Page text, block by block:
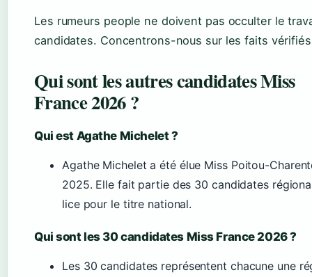
Les rumeurs people ne doivent pas occulter le
candidates. Concentrons-nous sur les faits
Qui sont les autres candidates Miss
France 2026 ?
Qui est Agathe Michelet ?
Agathe Michelet a été élue Miss Poitou-
2025. Elle fait partie des 30 candidates
lice pour le titre national.
Qui sont les 30 candidates Miss France 2026 ?
Les 30 candidates représentent chacune une